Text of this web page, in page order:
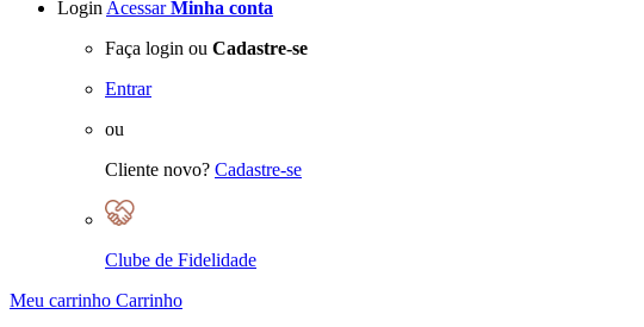
Login Acessar Minha conta
Faça login ou Cadastre-se
Entrar
ou
Cliente novo? Cadastre-se
Clube de Fidelidade
Meu carrinho Carrinho